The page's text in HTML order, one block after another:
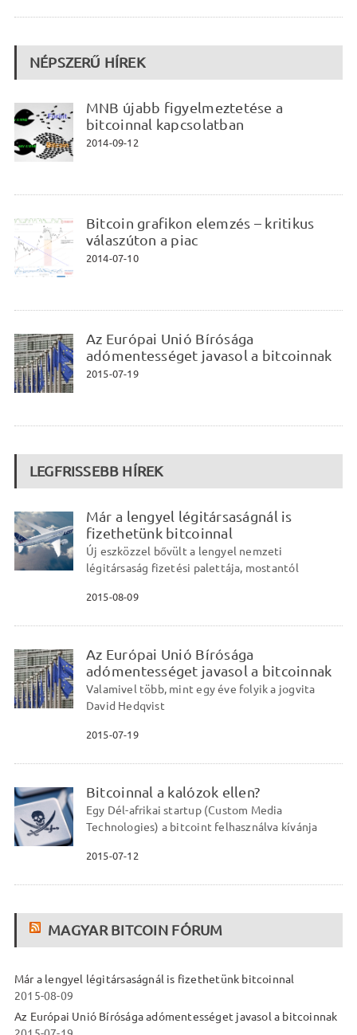
NÉPSZERŰ HÍREK
MNB újabb figyelmeztetése a
bitcoinnal kapcsolatban
2014-09-12
Bitcoin grafikon elemzés – kritikus
válaszúton a piac
2014-07-10
Az Európai Unió Bírósága
adómentességet javasol a bitcoinnak
2015-07-19
LEGFRISSEBB HÍREK
Már a lengyel légitársaságnál is
fizethetünk bitcoinnal
Új eszközzel bővült a lengyel nemzeti
légitársaság fizetési palettája, mostantól
2015-08-09
Az Európai Unió Bírósága
adómentességet javasol a bitcoinnak
Valamivel több, mint egy éve folyik a jogvita
David Hedqvist
2015-07-19
Bitcoinnal a kalózok ellen?
Egy Dél-afrikai startup (Custom Media
Technologies) a bitcoint felhasználva kívánja
2015-07-12
MAGYAR BITCOIN FÓRUM
Már a lengyel légitársaságnál is fizethetünk bitcoinnal
2015-08-09
Az Európai Unió Bírósága adómentességet javasol a bitcoinnak